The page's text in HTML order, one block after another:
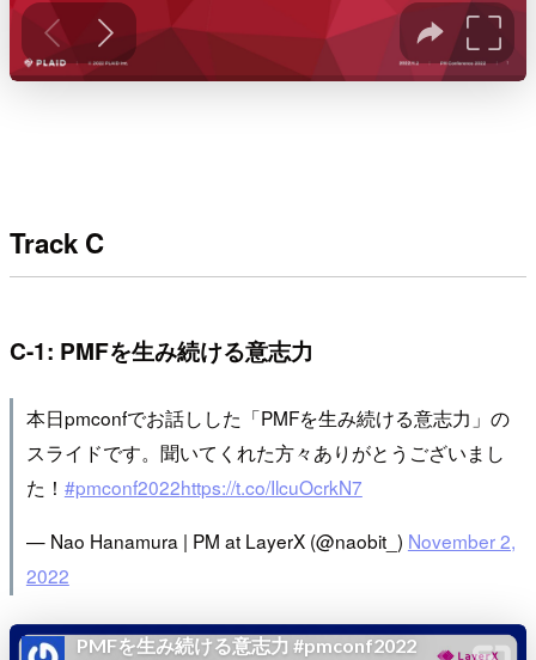
Track C
C-1: PMFを生み続ける意志力
本日pmconfでお話しした「PMFを生み続ける意志力」の
スライドです。聞いてくれた方々ありがとうございまし
た！ #pmconf2022https://t.co/IlcuOcrkN7
— Nao Hanamura | PM at LayerX (@naobit_) November 2,
2022